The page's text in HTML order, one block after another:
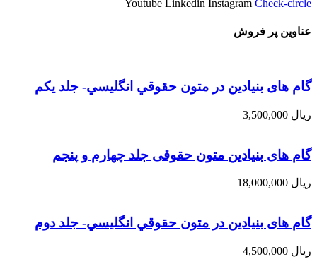
Youtube Linkedin Instagram Check-circle
عناوین پر فروش
گام های بنیادین در متون حقوقي انگليسي- جلد يكم
ریال
گام های بنیادین متون حقوقی جلد چهارم و پنجم
ریال
گام های بنیادین در متون حقوقي انگليسي- جلد دوم
ریال